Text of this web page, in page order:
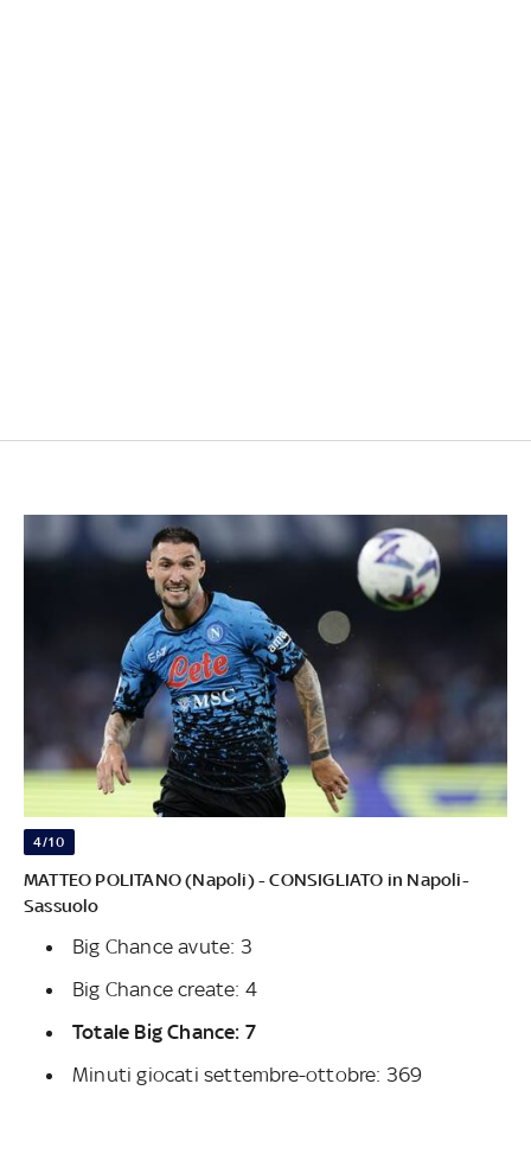
4/10
MATTEO POLITANO (Napoli) - CONSIGLIATO in Napoli-
Sassuolo
Big Chance avute: 3
Big Chance create: 4
Totale Big Chance: 7
Minuti giocati settembre-ottobre: 369